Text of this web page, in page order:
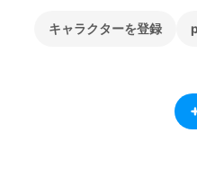
キャラクターを登録